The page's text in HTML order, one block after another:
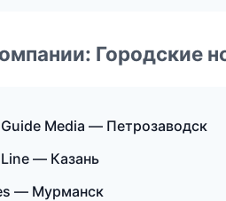
Городские
Media — Петрозаводск
— Казань
— Мурманск